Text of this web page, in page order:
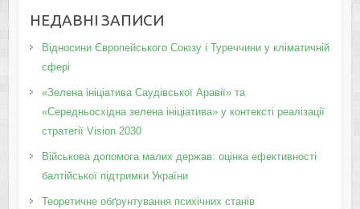
НЕДАВНІ ЗАПИСИ
Відносини Європейського Союзу і Туреччини у кліматичній
сфері
«Зелена ініціатива Саудівської Аравії» та
«Середньосхідна зелена ініціатива» у контексті реалізації
стратегії Vision 2030
Військова допомога малих держав: оцінка ефективності
балтійської підтримки України
Теоретичне обґрунтування психічних станів